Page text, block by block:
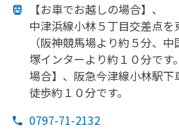
【お車でお越しの場合】、
中津浜線小林５丁目交差点を
（阪神競馬場より約５分、 中
塚インターより約１０分です
場合】、 阪急今津線小林駅下
徒歩約１０分です。
0797-71-2132